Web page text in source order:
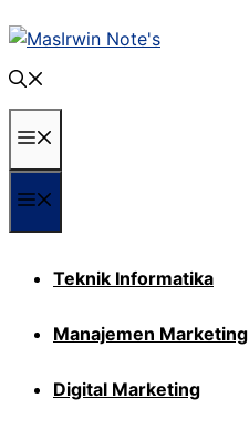
Langsung
ke
isi
Teknik Informatika
Manajemen Marketing
Digital Marketing